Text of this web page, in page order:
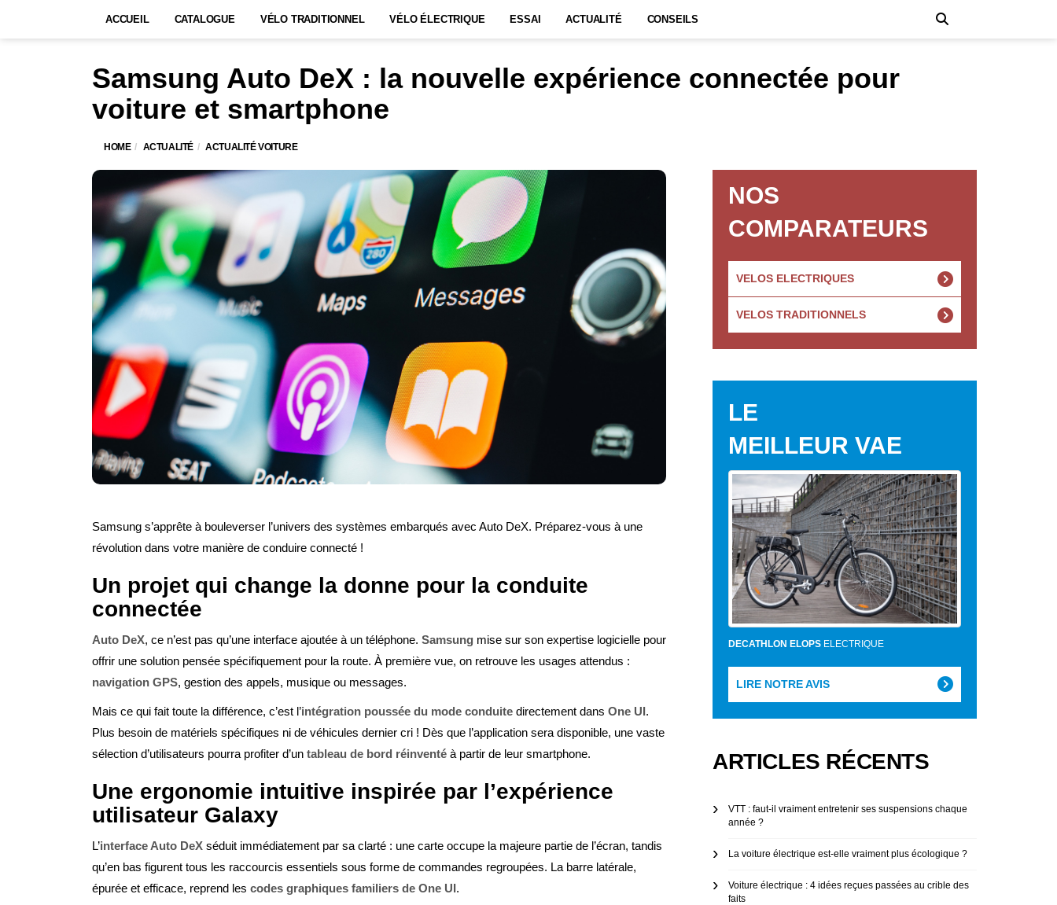
ACCUEIL CATALOGUE VÉLO TRADITIONNEL VÉLO ÉLECTRIQUE ESSAI ACTUALITÉ CONSEILS
Samsung Auto DeX : la nouvelle expérience connectée pour
voiture et smartphone
HOME ACTUALITÉ ACTUALITÉ VOITURE
Samsung s’apprête à bouleverser l’univers des systèmes embarqués avec Auto DeX. Préparez-vous à une
révolution dans votre manière de conduire connecté !
Un projet qui change la donne pour la conduite
connectée
Auto DeX, ce n’est pas qu’une interface ajoutée à un téléphone. Samsung mise sur son expertise logicielle pour
offrir une solution pensée spécifiquement pour la route. À première vue, on retrouve les usages attendus :
navigation GPS, gestion des appels, musique ou messages.
Mais ce qui fait toute la différence, c’est l’intégration poussée du mode conduite directement dans One UI.
Plus besoin de matériels spécifiques ni de véhicules dernier cri ! Dès que l’application sera disponible, une vaste
sélection d’utilisateurs pourra profiter d’un tableau de bord réinventé à partir de leur smartphone.
Une ergonomie intuitive inspirée par l’expérience
utilisateur Galaxy
L’interface Auto DeX séduit immédiatement par sa clarté : une carte occupe la majeure partie de l’écran, tandis
qu’en bas figurent tous les raccourcis essentiels sous forme de commandes regroupées. La barre latérale,
épurée et efficace, reprend les codes graphiques familiers de One UI.
NOS
COMPARATEURS
VELOS ELECTRIQUES
VELOS TRADITIONNELS
LE
MEILLEUR VAE
DECATHLON ELOPS ELECTRIQUE
LIRE NOTRE AVIS
ARTICLES RÉCENTS
VTT : faut-il vraiment entretenir ses suspensions chaque
année ?
La voiture électrique est-elle vraiment plus écologique ?
Voiture électrique : 4 idées reçues passées au crible des
faits